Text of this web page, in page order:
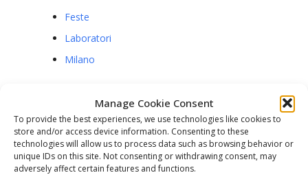
Manage Cookie Consent
To provide the best experiences, we use technologies like cookies to
store and/or access device information. Consenting to these
technologies will allow us to process data such as browsing behavior or
unique IDs on this site. Not consenting or withdrawing consent, may
adversely affect certain features and functions.
Feste
Laboratori
Milano
Visualizzazioni :